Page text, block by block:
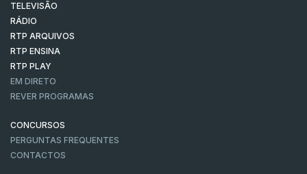
TELEVISÃO
RÁDIO
RTP ARQUIVOS
RTP ENSINA
RTP PLAY
EM DIRETO
REVER PROGRAMAS
CONCURSOS
PERGUNTAS FREQUENTES
CONTACTOS